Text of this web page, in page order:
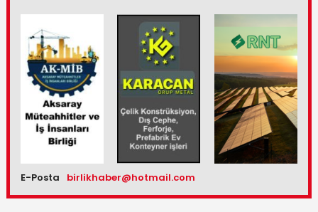
E-Posta birlikhaber@hotmail.com